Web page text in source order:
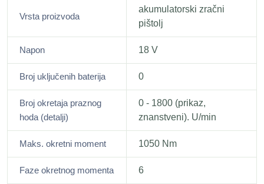
Vrsta proizvoda
akumulatorski zračni
pištolj
Napon 18 V
Broj uključenih baterija 0
Broj okretaja praznog
hoda (detalji)
0 - 1800 (prikaz,
znanstveni). U/min
Maks. okretni moment 1050 Nm
Faze okretnog momenta 6